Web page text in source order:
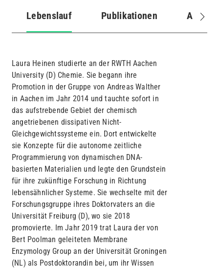
Lebenslauf
(aktiver
Publikationen
Laura Heinen studierte an der RWTH Aachen
University (D) Chemie. Sie begann ihre
Promotion in der Gruppe von Andreas Walther
in Aachen im Jahr 2014 und tauchte sofort in
das aufstrebende Gebiet der chemisch
angetriebenen dissipativen Nicht-
Gleichgewichtssysteme ein. Dort entwickelte
sie Konzepte für die autonome zeitliche
Programmierung von dynamischen DNA-
basierten Materialien und legte den Grundstein
für ihre zukünftige Forschung in Richtung
lebensähnlicher Systeme. Sie wechselte mit der
Forschungsgruppe ihres Doktorvaters an die
Universität Freiburg (D), wo sie 2018
promovierte. Im Jahr 2019 trat Laura der von
Bert Poolman geleiteten Membrane
Enzymology Group an der Universität Groningen
(NL) als Postdoktorandin bei, um ihr Wissen